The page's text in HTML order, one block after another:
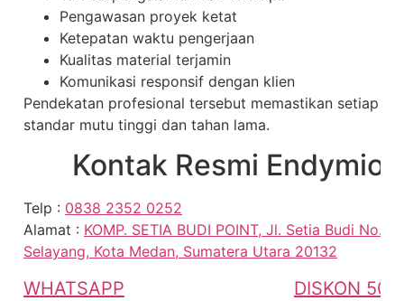
Pengawasan proyek ketat
Ketepatan waktu pengerjaan
Kualitas material terjamin
Komunikasi responsif dengan klien
Pendekatan profesional tersebut memastikan setiap
standar mutu tinggi dan tahan lama.
Kontak Resmi
Telp : 0838 2352 0252
Alamat : KOMP. SETIA BUDI POINT, Jl. Setia Budi
Selayang, Kota Medan, Sumatera Utara 20132
WHATSAPP DISKON 50%